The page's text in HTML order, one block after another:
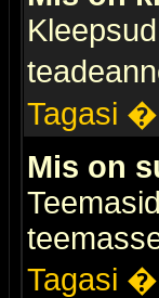
Tagasi
Mis on
Tagasi